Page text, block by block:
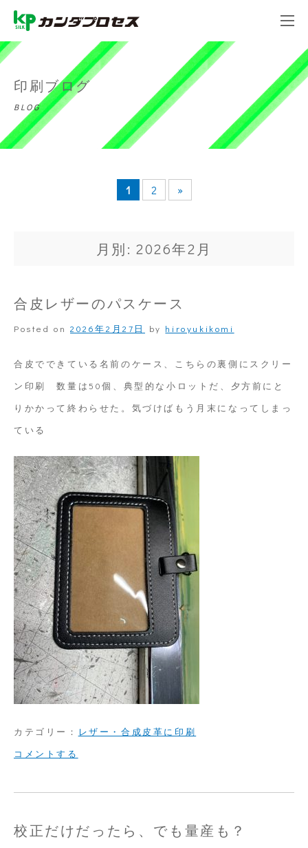
印刷ブログ
BLOG
1 2 »
月別: 2026年2月
合皮レザーのパスケース
Posted on 2026年2月27日 by hiroyukikomi
合皮でできている名前のケース、こちらの裏側にスクリー
ン印刷 数量は50個、典型的な小ロットだ、夕方前にと
りかかって終わらせた。気づけばもう月末になってしまっ
ている
カテゴリー： レザー・合成皮革に印刷
コメントする
皮
ザ
校正だけだったら、でも量産も？